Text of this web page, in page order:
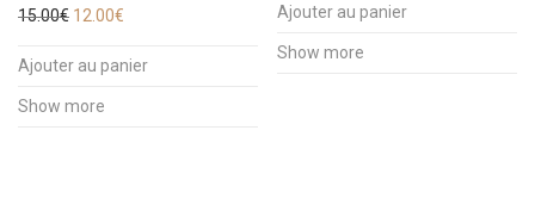
15.00€ Le prix initial était : 15.00€.
12.00€ Le prix actuel est : 12.00€.
Ajouter au panier
Show more
Ajouter au panier
Show more